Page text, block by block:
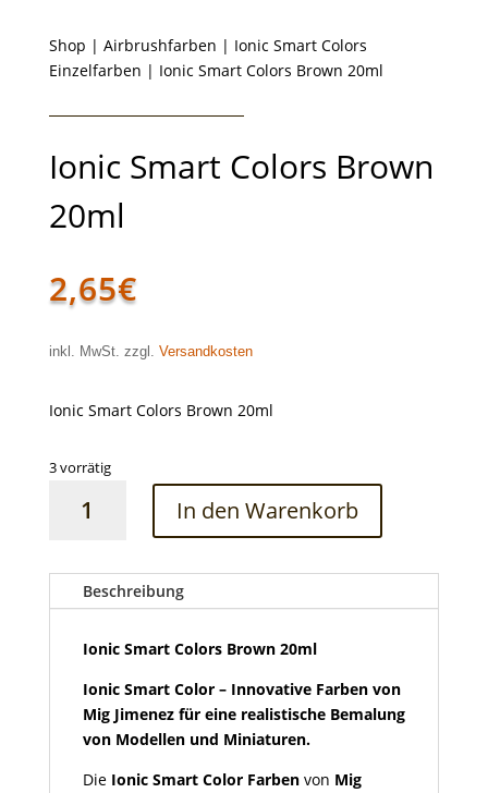
Shop | Airbrushfarben | Ionic Smart Colors
Einzelfarben | Ionic Smart Colors Brown 20ml
Ionic Smart Colors Brown
20ml
2,65€
inkl. MwSt. zzgl. Versandkosten
Ionic Smart Colors Brown 20ml
3 vorrätig
Smart
20ml
In den Warenkorb
Beschreibung
Ionic Smart Colors Brown 20ml
Ionic Smart Color – Innovative Farben von
Mig Jimenez für eine realistische Bemalung
von Modellen und Miniaturen.
Die Ionic Smart Color Farbenvon Mig